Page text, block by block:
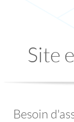
Site
Besoin